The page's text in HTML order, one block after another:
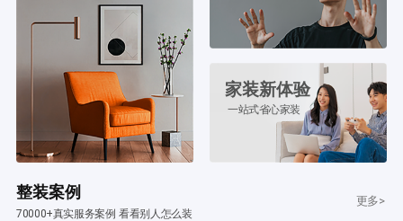
家装新体验
一站式省心家装
整装案例
70000+真实服务案例 看看别人怎么装
更多>